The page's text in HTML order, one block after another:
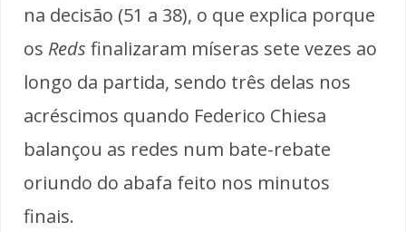
na decisão (51 a 38), o que explica porque
os Reds finalizaram míseras sete vezes ao
longo da partida, sendo três delas nos
acréscimos quando Federico Chiesa
balançou as redes num bate-rebate
oriundo do abafa feito nos minutos
finais.